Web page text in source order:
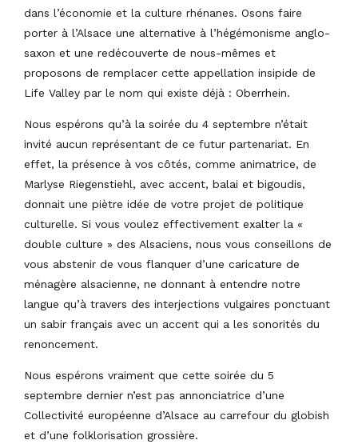
dans l’économie et la culture rhénanes. Osons faire
porter à l’Alsace une alternative à l’hégémonisme anglo-
saxon et une redécouverte de nous-mêmes et
proposons de remplacer cette appellation insipide de
Life Valley par le nom qui existe déjà : Oberrhein.
Nous espérons qu’à la soirée du 4 septembre n’était
invité aucun représentant de ce futur partenariat. En
effet, la présence à vos côtés, comme animatrice, de
Marlyse Riegenstiehl, avec accent, balai et bigoudis,
donnait une piètre idée de votre projet de politique
culturelle. Si vous voulez effectivement exalter la «
double culture » des Alsaciens, nous vous conseillons de
vous abstenir de vous flanquer d’une caricature de
ménagère alsacienne, ne donnant à entendre notre
langue qu’à travers des interjections vulgaires ponctuant
un sabir français avec un accent qui a les sonorités du
renoncement.
Nous espérons vraiment que cette soirée du 5
septembre dernier n’est pas annonciatrice d’une
Collectivité européenne d’Alsace au carrefour du globish
et d’une folklorisation grossière.